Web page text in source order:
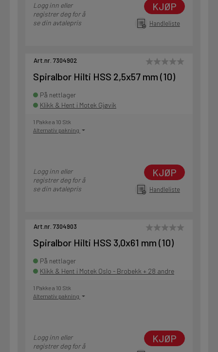
Logg inn eller
registrer deg for å
se din avtalepris
KJØP
Handleliste
Art.nr. 7304902
Spiralbor Hilti HSS 2,5x57 mm (10)
På nettlager
Klikk & Hent i Motek Gjøvik
1 Pakke a 10 Stk
Alternativ pakning
Logg inn eller
registrer deg for å
se din avtalepris
KJØP
Handleliste
Art.nr. 7304903
Spiralbor Hilti HSS 3,0x61 mm (10)
På nettlager
Klikk & Hent i Motek Oslo - Brobekk + 28 andre
1 Pakke a 10 Stk
Alternativ pakning
Logg inn eller
registrer deg for å
KJØP